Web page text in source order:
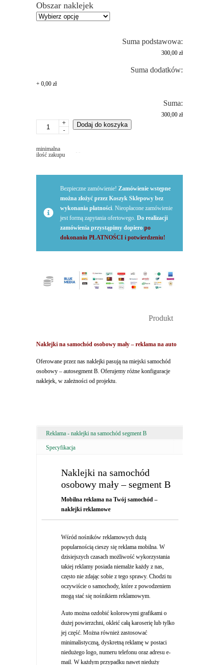
Obszar naklejek
Suma podstawowa:
300,00 zł
Suma dodatków:
+ 0,00 zł
Suma:
300,00 zł
Reklama
naklejki
segment
+
-
Dodaj do koszyka
minimalna
ilość zakupu
Bezpieczne zamówienie! Zamówienie wstępne
można złożyć przez Koszyk Sklepowy bez
wykonania płatności. Nieopłacone zamówienie
jest formą zapytania ofertowego. Do realizacji
zamówienia przystąpimy dopiero po
dokonaniu PŁATNOŚCI i potwierdzeniu!
Produkt
Naklejki na samochód osobowy mały – reklama na auto
Oferowane przez nas naklejki pasują na miejski samochód
osobowy – autosegment B. Oferujemy różne konfiguracje
naklejek, w zależności od projektu.
Reklama - naklejki na samochód segment B
Specyfikacja
Naklejki na samochód
osobowy mały – segment B
Mobilna reklama na Twój samochód –
naklejki reklamowe
Wśród nośników reklamowych dużą
popularnością cieszy się reklama mobilna. W
dzisiejszych czasach możliwość wykorzystania
takiej reklamy posiada niemalże każdy z nas,
często nie zdając sobie z tego sprawy. Chodzi tu
oczywiście o samochody, które z powodzeniem
mogą stać się nośnikiem reklamowym.
Auto można ozdobić kolorowymi grafikami o
dużej powierzchni, okleić całą karoserię lub tylko
jej część. Można również zastosować
minimalistyczną, dyskretną reklamę w postaci
niedużego logo, numeru telefonu oraz adresu e-
mail. W każdym przypadku nawet nieduży